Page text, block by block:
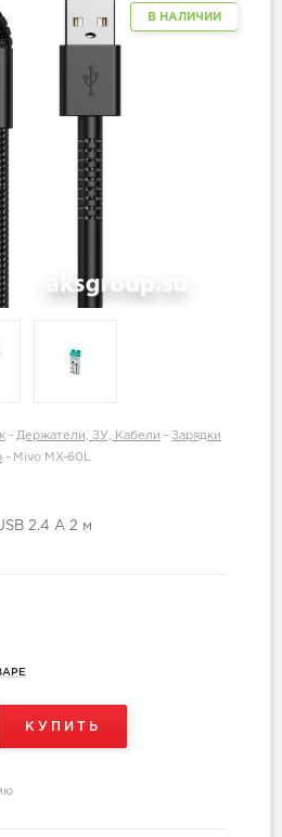
В НАЛИЧИИ
- Держатели, ЗУ, Кабели - Зарядки
- Mivo MX-60L
2.4 А 2 м
КУПИТЬ